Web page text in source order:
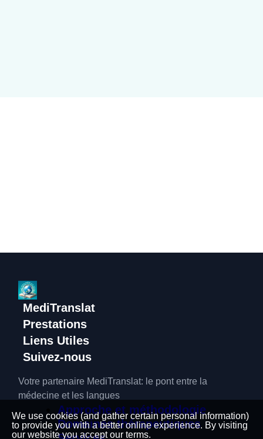
MediTranslat
Prestations
Liens Utiles
Suivez-nous
Votre partenaire MediTranslat: le pont entre la
médecine et les langues
Approche et méthodologie
Domaines thérapeutiques
We use cookies (and gather certain personal information)
to provide you with a better online experience. By visiting
our website you accept our terms.